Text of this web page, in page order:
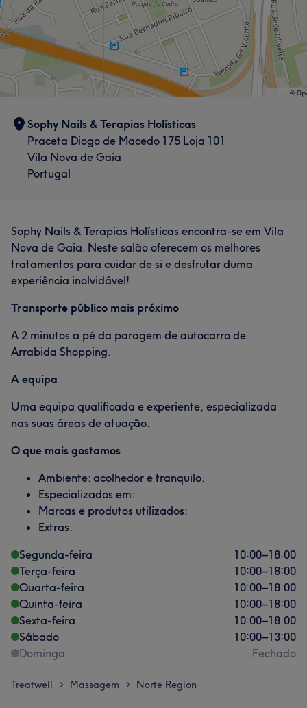
Sophy Nails & Terapias Holísticas
Praceta Diogo de Macedo 175 Loja 101
Vila Nova de Gaia
Portugal
Sophy Nails & Terapias Holísticas encontra-se em Vila
Nova de Gaia. Neste salão oferecem os melhores
tratamentos para cuidar de si e desfrutar duma
experiência inolvidável!
Transporte público mais próximo
A 2 minutos a pé da paragem de autocarro de
Arrabida Shopping.
A equipa
Uma equipa qualificada e experiente, especializada
nas suas áreas de atuação.
O que mais gostamos
Ambiente: acolhedor e tranquilo.
Especializados em:
Marcas e produtos utilizados:
Extras:
Segunda-feira
10:00–18:00
Terça-feira
10:00–18:00
Quarta-feira
10:00–18:00
Quinta-feira
10:00–18:00
Sexta-feira
10:00–18:00
Sábado
10:00–13:00
Domingo
Fechado
Treatwell > Massagem > Norte Region